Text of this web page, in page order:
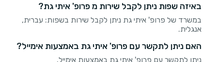
באיזה שפות ניתן לקבל שירות מ פרופ' איתי גת?
במשרד של פרופ' איתי גת ניתן לקבל שירות בשפות: עברית,
אנגלית.
האם ניתן לתקשר עם פרופ' איתי גת באמצעות אימייל?
ניתן לתקשר עם פרופ' איתי גת באמצעות אימייל.